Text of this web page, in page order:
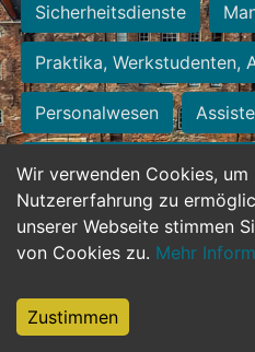
Wir verwenden Cookies, um
Nutzererfahrung zu
unserer Webseite stimmen
von Cookies zu. Mehr
Zustimmen
Sicherheitsdienste
Praktika, Werkstudenten,
Personalwesen
Hilfskräfte, Aushilfs- und
Einkauf, Logistik,
Weiterbildung, Studium,
Tourismus